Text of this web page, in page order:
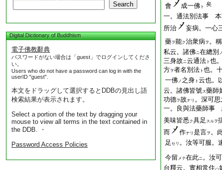
Search
Digital Dictionary of Buddhism
電子佛教辭典
パスワードがない場合は「guest」でログインしてくださ
い。
Users who do not have a password can log in with the
userID "guest".
本文をドラッグして選択するとDDBの見出し語
検索結果が表示されます。
Select a portion of the text by dragging your
mouse to view all terms in the text contained in
the DDB. ・
Password Access Policies
會
成一佛 ト 矣
一。通法別法事 本
所治
妄病。一心
藥ヲ能ク治衆病 ヲ 。稱
私云。諸佛ニ在總別
三身故ニ云通法 ト 也
方ヲ者名別法 ト 也。
一佛ノ 之身 ト 云也。
云。諸佛皆號ス藥師
功德ヲ故ナリ 。深可思
一。良與法藥師事
美味皆悉ク具足 スルヲ
而
作ナリ 是言ヲ 。
足 セリ 。汝等可服。
今留 メテ在此ニ。汝
台釋云。實相常住ハ